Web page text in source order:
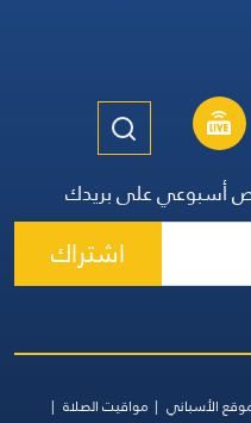
أسبوعي على بريدك
اشتراك
الأسباني
مواقيت الصلاة